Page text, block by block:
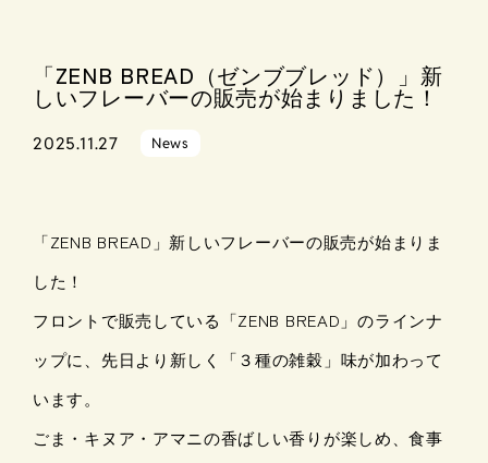
「ZENB BREAD（ゼンブブレッド）」新
しいフレーバーの販売が始まりました！
2025.11.27 News
「ZENB BREAD」新しいフレーバーの販売が始まりま
した！
フロントで販売している「ZENB BREAD」のラインナ
ップに、先日より新しく「３種の雑穀」味が加わって
います。
ごま・キヌア・アマニの香ばしい香りが楽しめ、食事